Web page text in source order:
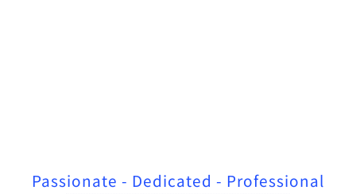
Passionate - Dedicated - Professional